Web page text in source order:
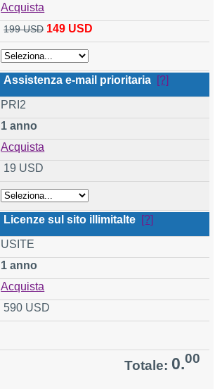
Acquista
199 USD149 USD
Assistenza e-mail prioritaria [?]
PRI2
1 anno
Acquista
19 USD
Licenze sul sito illimitalte [?]
USITE
1 anno
Acquista
590 USD
Totale: 0.00